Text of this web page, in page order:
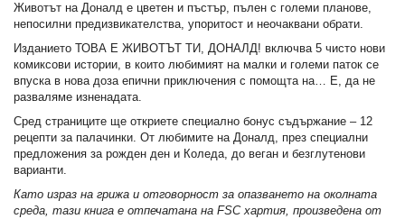
Животът на Доналд е цветен и пъстър, пълен с големи планове,
непосилни предизвикателства, упоритост и неочаквани обрати.
Изданието ТОВА Е ЖИВОТЪТ ТИ, ДОНАЛД! включва 5 чисто нови
комиксови истории, в които любимият на малки и големи паток се
впуска в нова доза епични приключения с помощта на… Е, да не
разваляме изненадата.
Сред страниците ще откриете специално бонус съдържание – 12
рецепти за палачинки. От любимите на Доналд, през специални
предложения за рожден ден и Коледа, до веган и безглутенови
варианти.
Като израз на грижа и отговорност за опазването на околната
среда, тази книга е отпечатана на FSC хартия, произведена от